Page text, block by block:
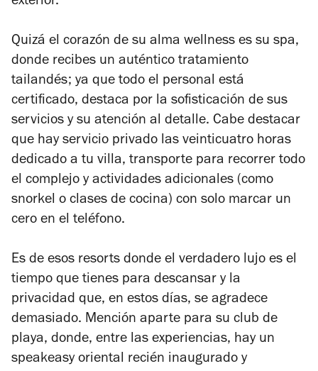
Quizá el corazón de su alma wellness es su spa,
donde recibes un auténtico tratamiento
tailandés; ya que todo el personal está
certificado, destaca por la sofisticación de sus
servicios y su atención al detalle. Cabe destacar
que hay servicio privado las veinticuatro horas
dedicado a tu villa, transporte para recorrer todo
el complejo y actividades adicionales (como
snorkel o clases de cocina) con solo marcar un
cero en el teléfono.
Es de esos resorts donde el verdadero lujo es el
tiempo que tienes para descansar y la
privacidad que, en estos días, se agradece
demasiado. Mención aparte para su club de
playa, donde, entre las experiencias, hay un
speakeasyoriental recién inaugurado y